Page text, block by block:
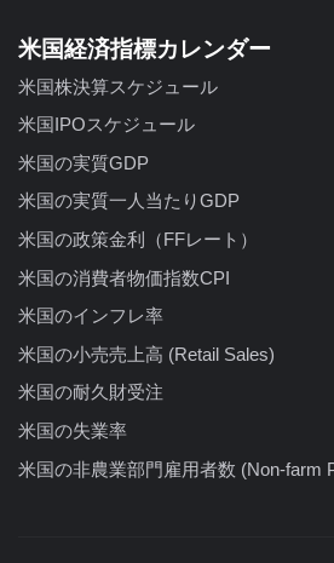
米国経済指標カレンダー
米国株決算スケジュール
米国IPOスケジュール
米国の実質GDP
米国の実質一人当たりGDP
米国の政策金利（FFレート）
米国の消費者物価指数CPI
米国のインフレ率
米国の小売売上高 (Retail Sales)
米国の耐久財受注
米国の失業率
米国の非農業部門雇用者数 (Non-farm